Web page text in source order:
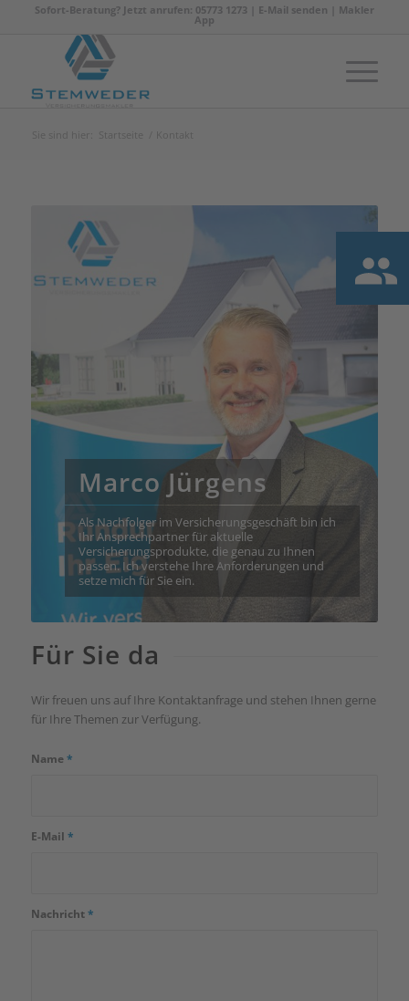
Sofort-Beratung? Jetzt anrufen: 05773 1273 | E-Mail senden Makler
App
Sie sind hier: Startseite Kontakt
Marco Jürgens
Als Nachfolger im Versicherungsgeschäft bin ich
Ihr Ansprechpartner für aktuelle
Versicherungsprodukte, die genau zu Ihnen
passen. Ich verstehe Ihre Anforderungen und
setze mich für Sie ein.
Für Sie da
Wir freuen uns auf Ihre Kontaktanfrage und stehen Ihnen gerne
für Ihre Themen zur Verfügung.
Name*
E-Mail *
Nachricht*